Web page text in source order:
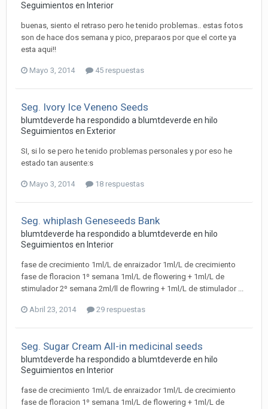
Seguimientos en Interior
buenas, siento el retraso pero he tenido problemas.. estas fotos
son de hace dos semana y pico, preparaos por que el corte ya
esta aqui!!
Mayo 3, 2014 45 respuestas
Seg. Ivory Ice Veneno Seeds
blumtdeverde ha respondido a blumtdeverde en hilo
Seguimientos en Exterior
SI, si lo se pero he tenido problemas personales y por eso he
estado tan ausente:s
Mayo 3, 2014 18 respuestas
Seg. whiplash Geneseeds Bank
blumtdeverde ha respondido a blumtdeverde en hilo
Seguimientos en Interior
fase de crecimiento 1ml/L de enraizador 1ml/L de crecimiento
fase de floracion 1º semana 1ml/L de flowering + 1ml/L de
stimulador 2º semana 2ml/ll de flowring + 1ml/L de stimulador ...
Abril 23, 2014 29 respuestas
Seg. Sugar Cream All-in medicinal seeds
blumtdeverde ha respondido a blumtdeverde en hilo
Seguimientos en Interior
fase de crecimiento 1ml/L de enraizador 1ml/L de crecimiento
fase de floracion 1º semana 1ml/L de flowering + 1ml/L de